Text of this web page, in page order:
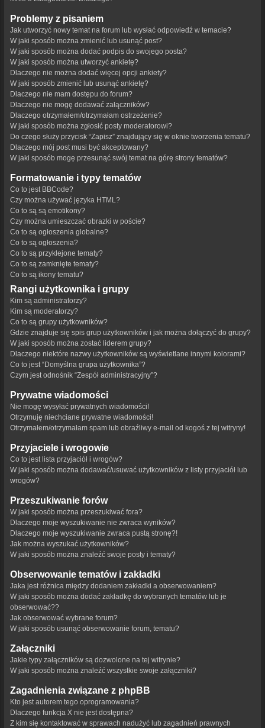
Problemy z pisaniem
Jak utworzyć nowy temat na forum lub wysłać odpowiedź w temacie?
W jaki sposób można zmienić lub usunąć post?
W jaki sposób można dodać podpis do swojego posta?
W jaki sposób można utworzyć ankietę?
Dlaczego nie można dodać więcej opcji ankiety?
W jaki sposób zmienić lub usunąć ankietę?
Dlaczego nie mam dostępu do forum?
Dlaczego nie mogę dodawać załączników?
Dlaczego otrzymałem/otrzymałam ostrzeżenie?
W jaki sposób można zgłosić posty moderatorowi?
Do czego służy przycisk “Zapisz” znajdujący się w oknie tworzenia tematu?
Dlaczego mój post musi być akceptowany?
W jaki sposób mogę przesunąć swój temat na górę strony tematów?
Formatowanie i typy tematów
Co to jest BBCode?
Czy można używać języka HTML?
Co to są są emotikony?
Czy można umieszczać obrazki w poście?
Co to są ogłoszenia globalne?
Co to są ogłoszenia?
Co to są przyklejone tematy?
Co to są zamknięte tematy?
Co to są ikony tematu?
Rangi użytkownika i grupy
Kim są administratorzy?
Kim są moderatorzy?
Co to są grupy użytkowników?
Gdzie znajduje się spis grup użytkowników i jak można dołączyć do grupy?
W jaki sposób można zostać liderem grupy?
Dlaczego niektóre nazwy użytkowników są wyświetlane innymi kolorami?
Co to jest “Domyślna grupa użytkownika”?
Czym jest odnośnik “Zespół administracyjny”?
Prywatne wiadomości
Nie mogę wysyłać prywatnych wiadomości!
Otrzymuję niechciane prywatne wiadomości!
Otrzymałem/otrzymałam spam lub obraźliwy e-mail od kogoś z tej witryny!
Przyjaciele i wrogowie
Co to jest lista przyjaciół i wrogów?
W jaki sposób można dodawać/usuwać użytkowników z listy przyjaciół lub
wrogów?
Przeszukiwanie forów
W jaki sposób można przeszukiwać fora?
Dlaczego moje wyszukiwanie nie zwraca wyników?
Dlaczego moje wyszukiwanie zwraca pustą stronę?!
Jak można wyszukać użytkowników?
W jaki sposób można znaleźć swoje posty i tematy?
Obserwowanie tematów i zakładki
Jaka jest różnica między dodaniem zakładki a obserwowaniem?
W jaki sposób można dodać zakładkę do wybranych tematów lub je
obserwować??
Jak obserwować wybrane forum?
W jaki sposób usunąć obserwowanie forum, tematu?
Załączniki
Jakie typy załączników są dozwolone na tej witrynie?
W jaki sposób można znaleźć wszystkie swoje załączniki?
Zagadnienia związane z phpBB
Kto jest autorem tego oprogramowania?
Dlaczego funkcja X nie jest dostępna?
Z kim się kontaktować w sprawach nadużyć lub zagadnień prawnych